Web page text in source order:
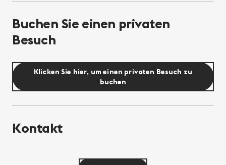
Buchen Sie einen privaten
Besuch
Klicken Sie hier, um einen privaten Besuch zu
buchen
Kontakt